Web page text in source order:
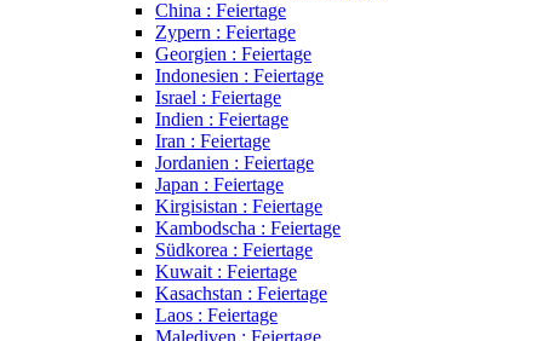
China : Feiertage
Zypern : Feiertage
Georgien : Feiertage
Indonesien : Feiertage
Israel : Feiertage
Indien : Feiertage
Iran : Feiertage
Jordanien : Feiertage
Japan : Feiertage
Kirgisistan : Feiertage
Kambodscha : Feiertage
Südkorea : Feiertage
Kuwait : Feiertage
Kasachstan : Feiertage
Laos : Feiertage
Malediven : Feiertage